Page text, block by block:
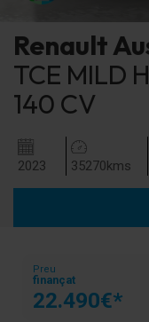
Renault
TCE MILD
140 CV
2023 35270kms
Preu
finançat
22.490€*